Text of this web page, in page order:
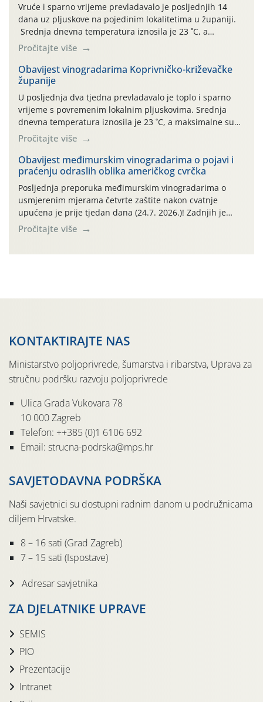
Vruće i sparno vrijeme prevladavalo je posljednjih 14
dana uz pljuskove na pojedinim lokalitetima u županiji.
Srednja dnevna temperatura iznosila je 23 ˚C, a
maksimalne su posljednjih dana dosezale do 35 ˚C.
Simptome plamenjače vinove loze (Plasmoparas
viticola) vidljivi su na zapercima i vršnom mladom lišću.
Kako bi i dalje održali zdravu lisnu masu u zaštiti je
moguće […]
Pročitajte više
Obavijest vinogradarima Koprivničko-križevačke
županije
U posljednja dva tjedna prevladavalo je toplo i sparno
vrijeme s povremenim lokalnim pljuskovima. Srednja
dnevna temperatura iznosila je 23 ˚C, a maksimalne su
se posljednjih dana penjale do 35 ˚C. Prognostičari u
narednom razdoblju najavljuju drugi ovogodišnji
„toplinski udar“. Simptome plamenjače vinove loze
(Plasmoparas viticola) uglavnom ne nalazimo u
vinogradima, a simptomi pepelnice vinove […]
Pročitajte više
Obavijest međimurskim vinogradarima o pojavi i
praćenju odraslih oblika američkog cvrčka
Posljednja preporuka međimurskim vinogradarima o
usmjerenim mjerama četvrte zaštite nakon cvatnje
upućena je prije tjedan dana (24.7. 2026.)! Zadnjih je
tjedan dana u Međimurskom vinogorju obilježilo
iznadprosječno vruće razdoblje: svakog su dana najviše
Pročitajte više
KONTAKTIRAJTE NAS
Ministarstvo poljoprivrede, šumarstva i ribarstva, Uprava za
stručnu podršku razvoju poljoprivrede
Ulica Grada Vukovara 78
10 000 Zagreb
Telefon: ++385 (0)1 6106 692
Email: strucna-podrska@mps.hr
SAVJETODAVNA PODRŠKA
Naši savjetnici su dostupni radnim danom u podružnicama
diljem Hrvatske.
8 – 16 sati (Grad Zagreb)
7 – 15 sati (Ispostave)
Adresar savjetnika
ZA DJELATNIKE UPRAVE
SEMIS
PIO
Prezentacije
Intranet